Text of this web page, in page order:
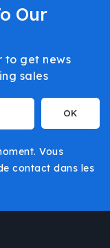
Our
to get news
sales
Vous
contact dans les